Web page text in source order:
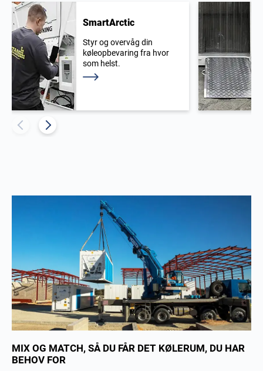
SmartArctic
Styr og overvåg din
køleopbevaring fra hvor
som helst.
Læs mere
MIX OG MATCH, SÅ DU FÅR DET KØLERUM, DU HAR
BEHOV FOR